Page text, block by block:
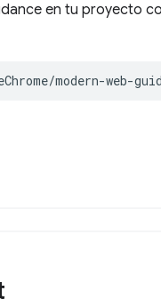
en tu proyecto
modern-web-